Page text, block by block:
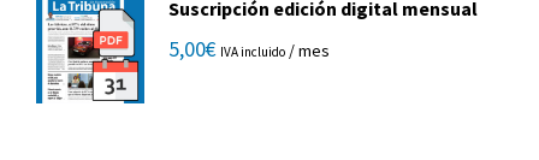
Suscripción edición digital mensual
5,00€ IVA incluido / mes